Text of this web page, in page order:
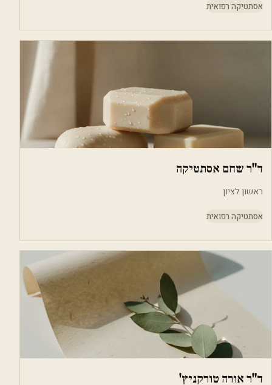
אסתטיקה רפואית
ד"ר שחם אסתטיקה
ראשון לציון
אסתטיקה רפואית
ד"ר אורה טורקניץ'